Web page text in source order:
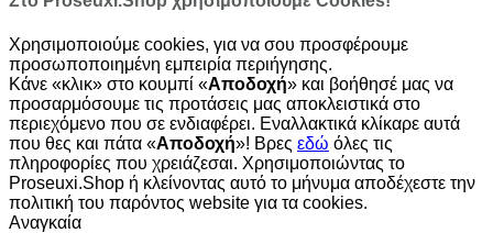
Χρησιμοποιούμε cookies, για να σου προσφέρουμε
προσωποποιημένη εμπειρία περιήγησης.
Κάνε «κλικ» στο κουμπί «Αποδοχή» και βοήθησέ μας να
προσαρμόσουμε τις προτάσεις μας αποκλειστικά στο
περιεχόμενο που σε ενδιαφέρει. Εναλλακτικά κλίκαρε αυτά
που θες και πάτα «Αποδοχή»! Βρες εδώ όλες τις
πληροφορίες που χρειάζεσαι. Χρησιμοποιώντας το
Proseuxi.Shop ή κλείνοντας αυτό το μήνυμα αποδέχεστε την
πολιτική του παρόντος website για τα cookies.
Αναγκαία